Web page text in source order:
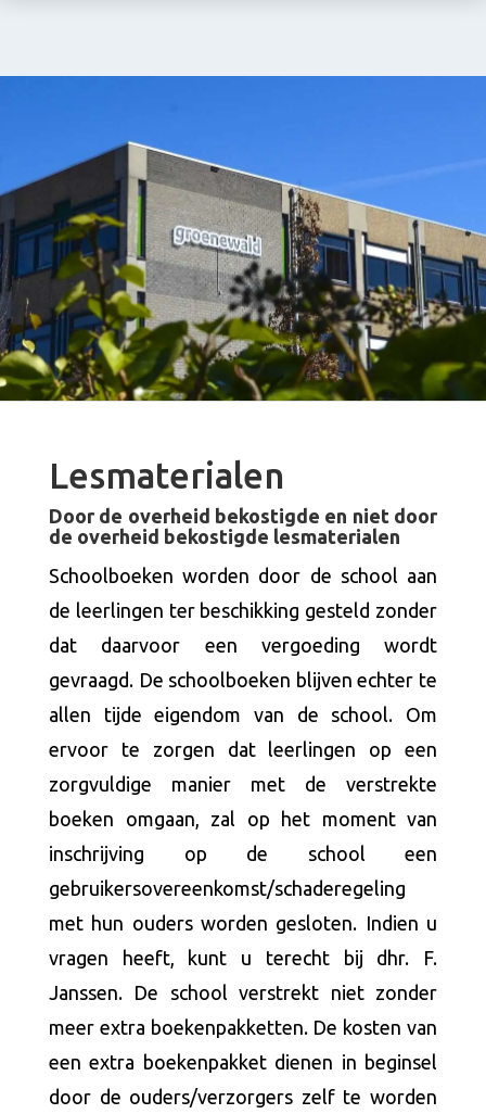
Lesmaterialen
Door de overheid bekostigde en niet door
de overheid bekostigde lesmaterialen
Schoolboeken worden door de school aan
de leerlingen ter beschikking gesteld zonder
dat daarvoor een vergoeding wordt
gevraagd. De schoolboeken blijven echter te
allen tijde eigendom van de school. Om
ervoor te zorgen dat leerlingen op een
zorgvuldige manier met de verstrekte
boeken omgaan, zal op het moment van
inschrijving op de school een
gebruikersovereenkomst/schaderegeling
met hun ouders worden gesloten. Indien u
vragen heeft, kunt u terecht bij dhr. F.
Janssen. De school verstrekt niet zonder
meer extra boekenpakketten. De kosten van
een extra boekenpakket dienen in beginsel
door de ouders/verzorgers zelf te worden